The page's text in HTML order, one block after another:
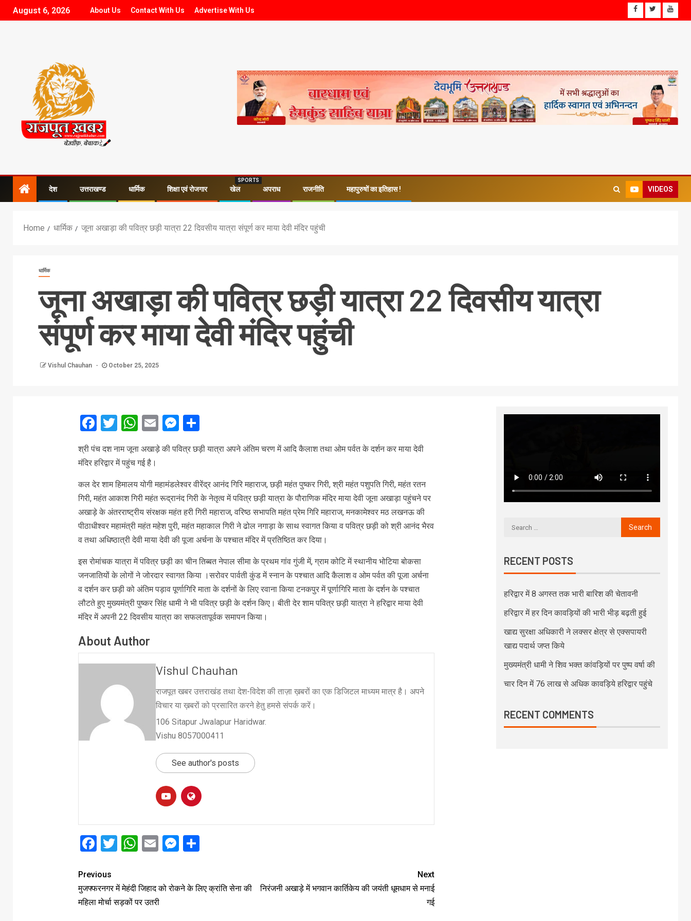
August 6, 2026 About Us Contact With Us Advertise With Us
देश उत्तराखण्ड धार्मिक शिक्षा एवं रोजगार खेल
SPORTS
अपराध राजनीति महापुरुषों का इतिहास ! VIDEOS
Home धार्मिक जूना अखाड़ा की पवित्र छड़ी यात्रा 22 दिवसीय यात्रा संपूर्ण कर माया देवी मंदिर पहुंची
धार्मिक
जूना अखाड़ा की पवित्र छड़ी यात्रा 22 दिवसीय यात्रा
संपूर्ण कर माया देवी मंदिर पहुंची
Vishul Chauhan October 25, 2025
Facebook
Twitter
WhatsApp
EmailMessenger
Share
श्री पंच दश नाम जूना अखाड़े की पवित्र छड़ी यात्रा अपने अंतिम चरण में आदि कैलाश तथा ओम पर्वत के दर्शन कर माया देवी
मंदिर हरिद्वार में पहुंच गई है।
कल देर शाम हिमालय योगी महामंडलेश्वर वीरेंद्र आनंद गिरि महाराज, छड़ी महंत पुष्कर गिरी, श्री महंत पशुपति गिरी, महंत रतन
गिरी, महंत आकाश गिरी महंत रूद्रानंद गिरी के नेतृत्व में पवित्र छड़ी यात्रा के पौराणिक मंदिर माया देवी जूना अखाड़ा पहुंचने पर
अखाड़े के अंतरराष्ट्रीय संरक्षक महंत हरी गिरी महाराज, वरिष्ठ सभापति महंत प्रेम गिरि महाराज, मनकामेश्वर मठ लखनऊ की
पीठाधीश्वर महामंत्री महंत महेश पुरी, महंत महाकाल गिरी ने ढोल नगाड़ा के साथ स्वागत किया व पवित्र छड़ी को श्री आनंद भैरव
व तथा अधिष्ठात्री देवी माया देवी की पूजा अर्चना के पश्चात मंदिर में प्रतिष्ठित कर दिया।
इस रोमांचक यात्रा में पवित्र छड़ी का चीन तिब्बत नेपाल सीमा के प्रथम गांव गुंजी में, ग्राम कोटि में स्थानीय भोटिया बोकसा
जनजातियों के लोगों ने जोरदार स्वागत किया ।सरोवर पार्वती कुंड में स्नान के पश्चात आदि कैलाश व ओम पर्वत की पूजा अर्चना
व दर्शन कर छड़ी को अंतिम पड़ाव पूर्णागिरि माता के दर्शनों के लिए रवाना किया टनकपुर में पूर्णागिरि माता के दर्शन के पश्चात
लौटते हुए मुख्यमंत्री पुष्कर सिंह धामी ने भी पवित्र छड़ी के दर्शन किए। बीती देर शाम पवित्र छड़ी यात्रा ने हरिद्वार माया देवी
मंदिर में अपनी 22 दिवसीय यात्रा का सफलतापूर्वक समापन किया।
About Author
Vishul Chauhan
राजपूत खबर उत्तराखंड तथा देश-विदेश की ताज़ा ख़बरों का एक डिजिटल माध्यम मात्र है। अपने
विचार या ख़बरों को प्रसारित करने हेतु हमसे संपर्क करें।
106 Sitapur Jwalapur Haridwar.
Vishu 8057000411
See author's posts
Facebook
Twitter
WhatsApp
EmailMessenger
Share
Previous
मुजफ्फरनगर में मेहंदी जिहाद को रोकने के लिए क्रांति सेना की
महिला मोर्चा सड़कों पर उतरी
Next
निरंजनी अखाड़े में भगवान कार्तिकेय की जयंती धूमधाम से मनाई
गई
RECENT POSTS
हरिद्वार में 8 अगस्त तक भारी बारिश की चेतावनी
हरिद्वार में हर दिन कावड़ियों की भारी भीड़ बढ़ती हुई
खाद्य सुरक्षा अधिकारी ने लक्सर क्षेत्र से एक्सपायरी
खाद्य पदार्थ जप्त किये
मुख्यमंत्री धामी ने शिव भक्त कांवड़ियों पर पुष्प वर्षा की
चार दिन में 76 लाख से अधिक कावड़िये हरिद्वार पहुंचे
RECENT COMMENTS